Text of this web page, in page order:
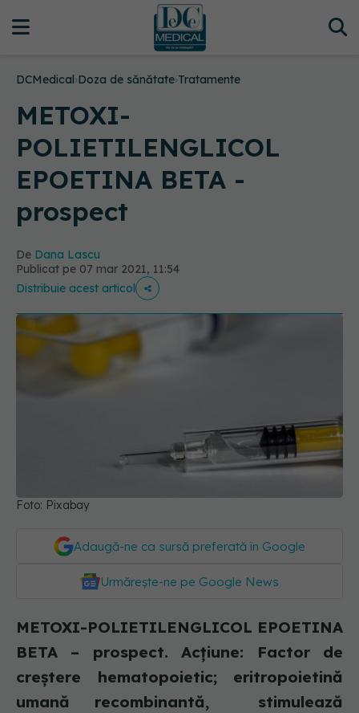
DCMedical›Doza de sănătate›Tratamente
METOXI-
POLIETILENGLICOL
EPOETINA BETA -
prospect
De Dana Lascu
Publicat pe 07 mar 2021, 11:54
Distribuie acest articol
Foto: Pixabay
Adaugă-ne ca sursă preferată în Google
Urmărește-ne pe Google News
METOXI-POLIETILENGLICOL EPOETINA
BETA – prospect. Acțiune: Factor de
creștere hematopoietic; eritropoietină
umană recombinantă, stimulează